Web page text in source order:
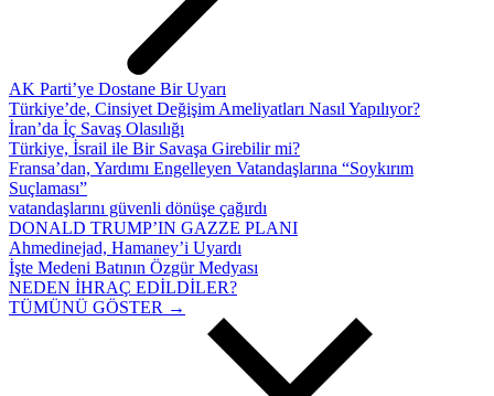
AK Parti’ye Dostane Bir Uyarı
Türkiye’de, Cinsiyet Değişim Ameliyatları Nasıl Yapılıyor?
İran’da İç Savaş Olasılığı
Türkiye, İsrail ile Bir Savaşa Girebilir mi?
Fransa’dan, Yardımı Engelleyen Vatandaşlarına “Soykırım
Suçlaması”
vatandaşlarını güvenli dönüşe çağırdı
DONALD TRUMP’IN GAZZE PLANI
Ahmedinejad, Hamaney’i Uyardı
İşte Medeni Batının Özgür Medyası
NEDEN İHRAÇ EDİLDİLER?
TÜMÜNÜ GÖSTER →